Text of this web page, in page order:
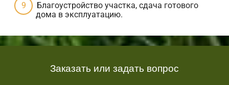
Благоустройство участка, сдача готового
дома в эксплуатацию.
Заказать или задать вопрос